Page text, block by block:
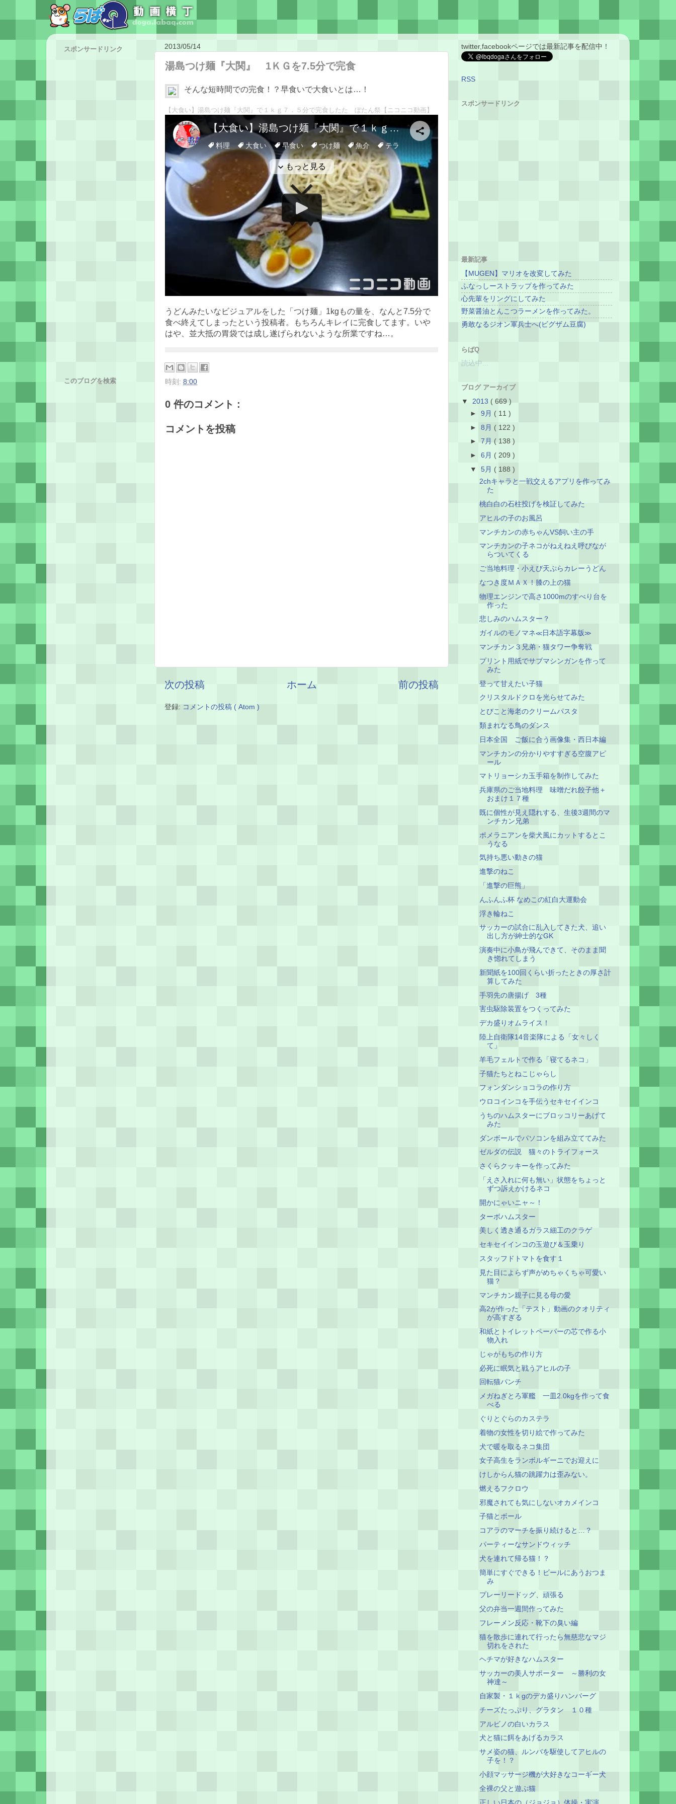
2013/05/14
湯島つけ麺『大関』 1ＫＧを7.5分で完食
そんな短時間での完食！？早食いで大食いとは…！
【大食い】湯島つけ麺『大関』で１ｋｇ７．５分で完食したた ぼたん祭 【ニコニコ動画】
うどんみたいなビジュアルをした「つけ麺」1kgもの量を、なんと7.5分で
食べ終えてしまったという投稿者。もちろんキレイに完食してます。いや
はや、並大抵の胃袋では成し遂げられないような所業ですね…。
時刻: 8:00
0 件のコメント :
コメントを投稿
次の投稿 前の投稿
ホーム
登録: コメントの投稿 ( Atom )
スポンサードリンク
このブログを検索
twitter,facebookページでは最新記事を配信中！
RSS
スポンサードリンク
最新記事
【MUGEN】マリオを改変してみた
ふなっしーストラップを作ってみた
心先輩をリングにしてみた
野菜醤油とんこつラーメンを作ってみた。
勇敢なるジオン軍兵士へ(ビグザム豆腐)
らばQ
読込中...
ブログ アーカイブ
▼ 2013 ( 669 )
►9月 ( 11 )
►8月 ( 122 )
►7月( 138 )
►6月 ( 209 )
▼ 5月 ( 188 )
2chキャラと一戦交えるアプリを作ってみ
た
桃白白の石柱投げを検証してみた
アヒルの子のお風呂
マンチカンの赤ちゃんVS飼い主の手
マンチカンの子ネコがねえねえ呼びなが
らついてくる
ご当地料理・小えび天ぷらカレーうどん
なつき度ＭＡＸ！膝の上の猫
物理エンジンで高さ1000mのすべり台を
作った
悲しみのハムスター？
ガイルのモノマネ≪日本語字幕版≫
マンチカン３兄弟・猫タワー争奪戦
プリント用紙でサブマシンガンを作って
みた
登って甘えたい子猫
クリスタルドクロを光らせてみた
とびこと海老のクリームパスタ
類まれなる鳥のダンス
日本全国 ご飯に合う画像集・西日本編
マンチカンの分かりやすすぎる空腹アピ
ール
マトリョーシカ玉手箱を制作してみた
兵庫県のご当地料理 味噌だれ餃子他＋
おまけ１７種
既に個性が見え隠れする、生後3週間のマ
ンチカン兄弟
ポメラニアンを柴犬風にカットするとこ
うなる
気持ち悪い動きの猫
進撃のねこ
「進撃の巨熊」
んふんふ杯 なめこの紅白大運動会
浮き輪ねこ
サッカーの試合に乱入してきた犬、追い
出し方が紳士的なGK
演奏中に小鳥が飛んできて、そのまま聞
き惚れてしまう
新聞紙を100回くらい折ったときの厚さ計
算してみた
手羽先の唐揚げ 3種
害虫駆除装置をつくってみた
デカ盛りオムライス！
陸上自衛隊14音楽隊による「女々しく
て」
羊毛フェルトで作る「寝てるネコ」
子猫たちとねこじゃらし
フォンダンショコラの作り方
ウロコインコを手伝うセキセイインコ
うちのハムスターにブロッコリーあげて
みた
ダンボールでパソコンを組み立ててみた
ゼルダの伝説 猫々のトライフォース
さくらクッキーを作ってみた
「えさ入れに何も無い」状態をちょっと
ずつ訴えかけるネコ
開かにゃいニャ～！
ターボハムスター
美しく透き通るガラス細工のクラゲ
セキセイインコの玉遊び＆玉乗り
スタッフドトマトを食す１
見た目によらず声がめちゃくちゃ可愛い
猫？
マンチカン親子に見る母の愛
高2が作った「テスト」動画のクオリティ
が高すぎる
和紙とトイレットペーパーの芯で作る小
物入れ
じゃがもちの作り方
必死に眠気と戦うアヒルの子
回転猫パンチ
メガねぎとろ軍艦 一皿2.0kgを作って食
べる
ぐりとぐらのカステラ
着物の女性を切り絵で作ってみた
犬で暖を取るネコ集団
女子高生をランボルギーニでお迎えに
けしからん猫の跳躍力は歪みない。
燃えるフクロウ
邪魔されても気にしないオカメインコ
子猫とボール
コアラのマーチを振り続けると…？
パーティーなサンドウィッチ
犬を連れて帰る猫！？
簡単にすぐできる！ビールにあうおつま
み
プレーリードッグ、頑張る
父の弁当一週間作ってみた
フレーメン反応・靴下の臭い編
猫を散歩に連れて行ったら無慈悲なマジ
切れをされた
ヘチマが好きなハムスター
サッカーの美人サポーター ～勝利の女
神達～
自家製・１ｋgのデカ盛りハンバーグ
チーズたっぷり、グラタン １０種
アルビノの白いカラス
犬と猫に餌をあげるカラス
サメ姿の猫、ルンバを駆使してアヒルの
子を！？
小顔マッサージ機が大好きなコーギー犬
全裸の父と遊ぶ猫
正しい日本の（ジョジョ）体操・実演